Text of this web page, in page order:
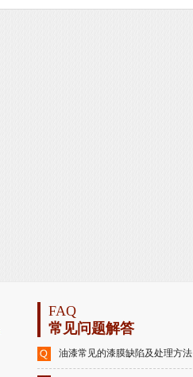
FAQ
常见问题解答
油漆常见的漆膜缺陷及处理方法